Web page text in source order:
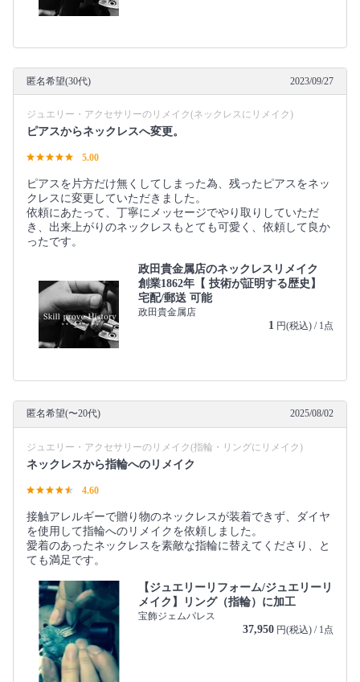
匿名希望(30代) 2023/09/27
ジュエリー・アクセサリーのリメイク(ネックレスにリメイク)
ピアスからネックレスへ変更。
5.00
ピアスを片方だけ無くしてしまった為、残ったピアスをネッ
クレスに変更していただきました。
依頼にあたって、丁寧にメッセージでやり取りしていただ
き、出来上がりのネックレスもとても可愛く、依頼して良か
ったです。
政田貴金属店のネックレスリメイク
創業1862年【 技術が証明する歴史】
宅配/郵送 可能
政田貴金属店
1 円(税込) / 1点
匿名希望(〜20代) 2025/08/02
ジュエリー・アクセサリーのリメイク(指輪・リングにリメイク)
ネックレスから指輪へのリメイク
4.60
接触アレルギーで贈り物のネックレスが装着できず、ダイヤ
を使用して指輪へのリメイクを依頼しました。
愛着のあったネックレスを素敵な指輪に替えてくださり、と
ても満足です。
【ジュエリーリフォーム/ジュエリーリ
メイク】リング（指輪）に加工
宝飾ジェムパレス
37,950 円(税込) / 1点